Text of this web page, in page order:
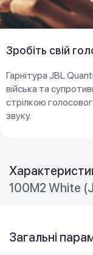
Зробіть свій
Гарнітура JBL
війська та
стрілкою
звуку.
100M2 White
Загальні